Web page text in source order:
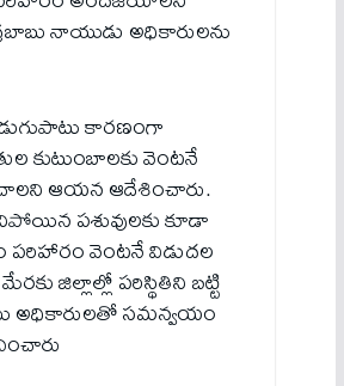
నాయుడు అధికారులను
కారణంగా
కుటుంబాలకు వెంటనే
ఆయన ఆదేశించారు.
పశువులకు కూడా
పరిహారం వెంటనే విడుదల
జిల్లాల్లో పరిస్థితిని బట్టి
అధికారులతో సమన్వయం